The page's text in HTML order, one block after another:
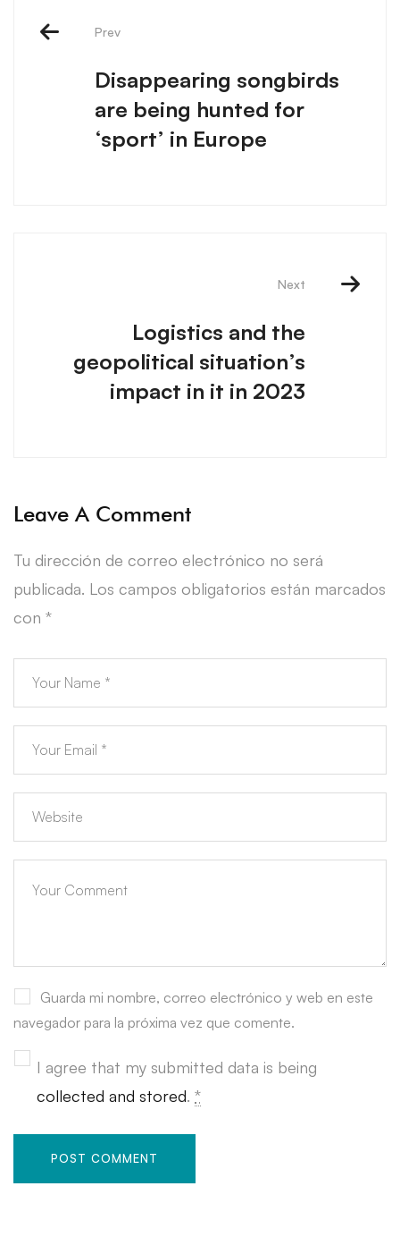
Prev
Disappearing songbirds
are being hunted for
‘sport’ in Europe
Next
Logistics and the
geopolitical situation’s
impact in it in 2023
Leave A Comment
Tu dirección de correo electrónico no será
publicada. Los campos obligatorios están marcados
con *
Guarda mi nombre, correo electrónico y web en este
navegador para la próxima vez que comente.
I agree that my submitted data is being
collected and stored. *